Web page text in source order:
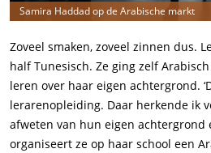
Samira Haddad op de Arabische markt
Zoveel smaken, zoveel zinnen dus.
half Tunesisch. Ze ging zelf
leren over haar eigen achtergrond.
lerarenopleiding. Daar herkende ik
afweten van hun eigen achtergrond
organiseert ze op haar school een